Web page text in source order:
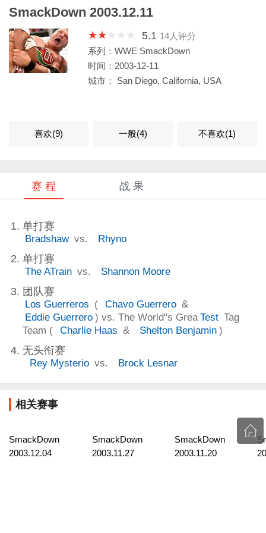
SmackDown 2003.12.11
5.1 14人评分
系列：WWE SmackDown
时间：2003-12-11
城市： San Diego, California, USA
喜欢(9) 一般(4) 不喜欢(1)
赛 程 战 果
单打赛
Bradshaw vs. Rhyno
单打赛
The ATrain vs. Shannon Moore
团队赛
Los Guerreros ( Chavo Guerrero &
Eddie Guerrero ) vs. The World"s Grea Test Tag
Team (
Charlie Haas & Shelton Benjamin )
无头衔赛
Rey Mysterio vs. Brock Lesnar
相关赛事
SmackDown
2003.12.04
SmackDown
2003.11.27
SmackDown
2003.11.20